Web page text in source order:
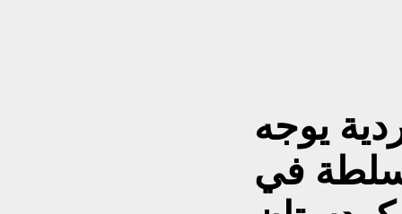
يوجه
في